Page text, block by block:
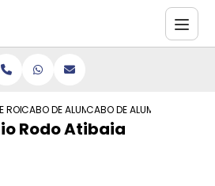
RODO DE ALUMINIO
CABO DE ALUMINIO PARA RODOS E
CABO DE ALUMINIO RODO
Rodo Atibaia